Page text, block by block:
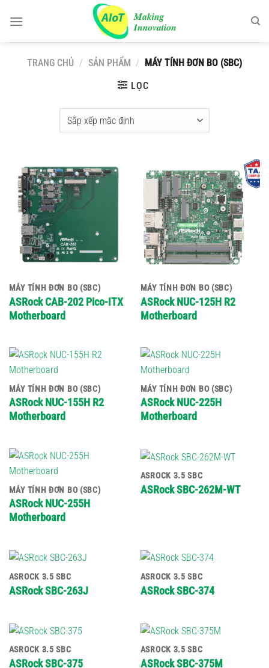
đến
TRANG CHỦ / SẢN PHẨM / MÁY TÍNH ĐƠN BO (SBC)
LỌC
MÁY TÍNH ĐƠN BO (SBC)
ASRock CAB-202 Pico-ITX
Motherboard
MÁY TÍNH ĐƠN BO (SBC)
ASRock NUC-125H R2
Motherboard
MÁY TÍNH ĐƠN BO (SBC)
ASRock NUC-155H R2
Motherboard
MÁY TÍNH ĐƠN BO (SBC)
ASRock NUC-225H
Motherboard
MÁY TÍNH ĐƠN BO (SBC)
ASRock NUC-255H
Motherboard
ASROCK 3.5 SBC
ASRock SBC-262M-WT
ASROCK 3.5 SBC
ASRock SBC-263J
ASROCK 3.5 SBC
ASRock SBC-374
ASROCK 3.5 SBC
ASRock SBC-375
ASROCK 3.5 SBC
ASRock SBC-375M